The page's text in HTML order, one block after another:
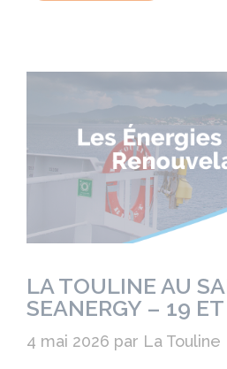
LA TOULINE AU
SEANERGY – 19
4 mai 2026 par La Touline